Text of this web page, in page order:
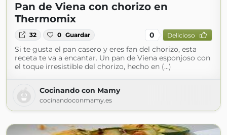
Pan de Viena con chorizo en
Thermomix
32 0 Guardar 0 Delicioso
Si te gusta el pan casero y eres fan del chorizo, esta
receta te va a encantar. Un pan de Viena esponjoso con
el toque irresistible del chorizo, hecho en (...)
Cocinando con Mamy
cocinandoconmamy.es